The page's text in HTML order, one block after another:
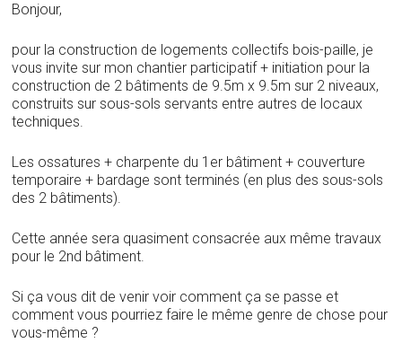
Bonjour,
pour la construction de logements collectifs bois-paille, je
vous invite sur mon chantier participatif + initiation pour la
construction de 2 bâtiments de 9.5m x 9.5m sur 2 niveaux,
construits sur sous-sols servants entre autres de locaux
techniques.
Les ossatures + charpente du 1er bâtiment + couverture
temporaire + bardage sont terminés (en plus des sous-sols
des 2 bâtiments).
Cette année sera quasiment consacrée aux même travaux
pour le 2nd bâtiment.
Si ça vous dit de venir voir comment ça se passe et
comment vous pourriez faire le même genre de chose pour
vous-même ?